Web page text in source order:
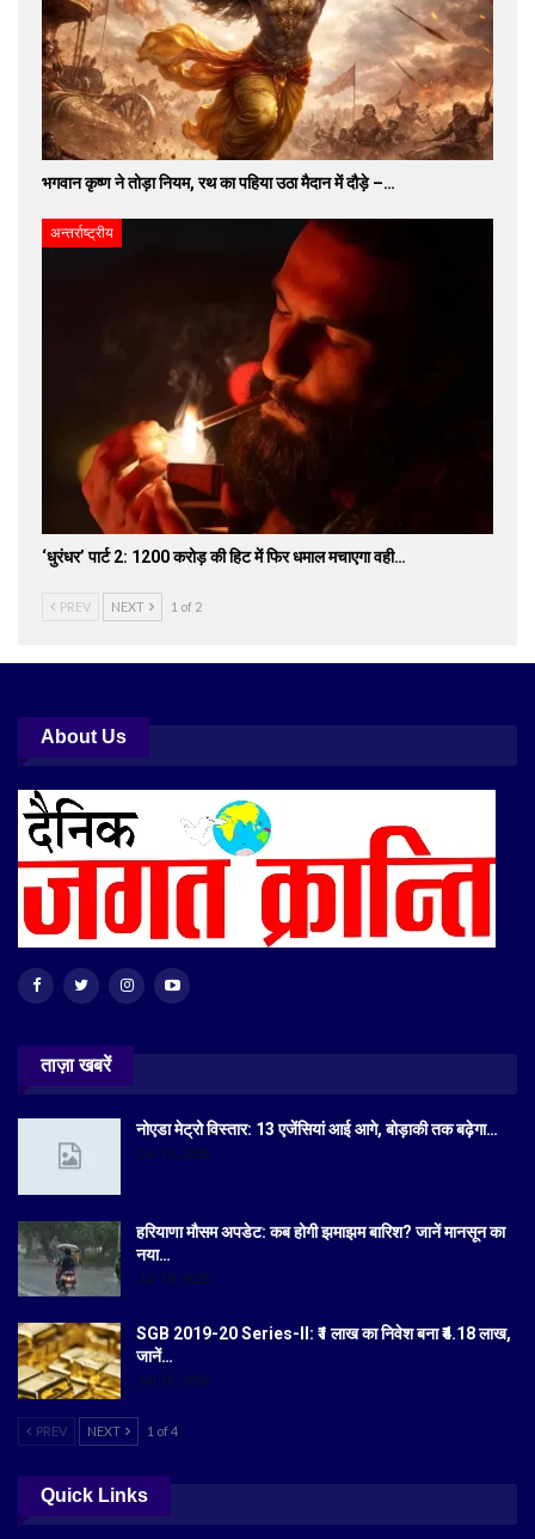
भगवान कृष्ण ने तोड़ा नियम, रथ का पहिया उठा मैदान में दौड़े –…
अन्तर्राष्ट्रीय
‘धुरंधर’ पार्ट 2: 1200 करोड़ की हिट में फिर धमाल मचाएगा वही…
PREV NEXT 1 of 2
About Us
ताज़ा खबरें
नोएडा मेट्रो विस्तार: 13 एजेंसियां आई आगे, बोड़ाकी तक बढ़ेगा…
Jul 19, 2026
हरियाणा मौसम अपडेट: कब होगी झमाझम बारिश? जानें मानसून का
नया…
Jul 18, 2026
SGB 2019-20 Series-II: ₹1 लाख का निवेश बना ₹4.18 लाख,
जानें…
Jul 16, 2026
PREV NEXT 1 of 4
Quick Links